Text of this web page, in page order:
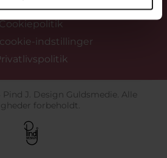
indstillinger
J. Design Guldsmedie. Alle
forbeholdt.